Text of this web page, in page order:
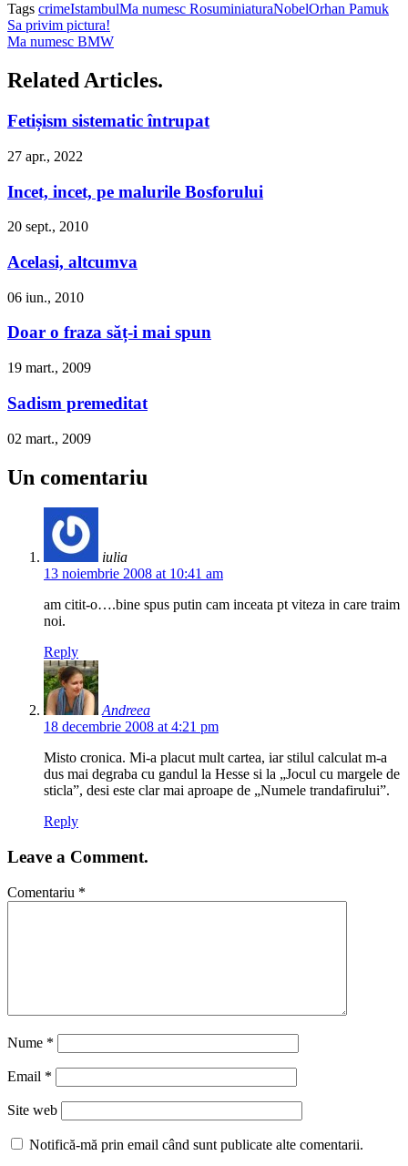
Tags crimeIstambulMa numesc RosuminiaturaNobelOrhan Pamuk
Sa privim pictura!
Ma numesc BMW
Related Articles.
Fetișism sistematic întrupat
27 apr., 2022
Incet, incet, pe malurile Bosforului
20 sept., 2010
Acelasi, altcumva
06 iun., 2010
Doar o fraza săț-i mai spun
19 mart., 2009
Sadism premeditat
02 mart., 2009
Un comentariu
iulia
13 noiembrie 2008 at 10:41 am
am citit-o….bine spus putin cam inceata pt viteza in care traim
noi.
Reply
Andreea
18 decembrie 2008 at 4:21 pm
Misto cronica. Mi-a placut mult cartea, iar stilul calculat m-a
dus mai degraba cu gandul la Hesse si la „Jocul cu margele de
sticla”, desi este clar mai aproape de „Numele trandafirului”.
Reply
Leave a Comment.
Comentariu *
Nume *
Email *
Site web
Notifică-mă prin email când sunt publicate alte comentarii.